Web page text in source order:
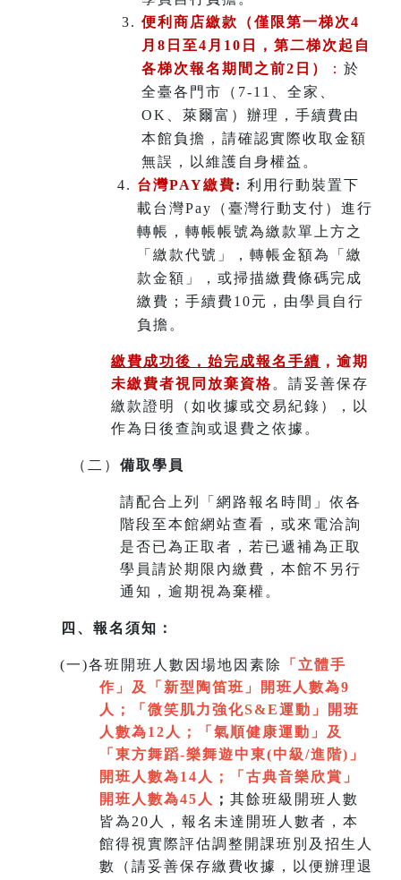
便利商店繳款（僅限第一梯次4
月8日至4月10日，第二梯次起自
各梯次報名期間之前2日）
： 於
全臺各門市（7-11、全家、
OK、萊爾富）辦理 ， 手續費由
本館負擔，請確認實際收取金額
無誤，以維護自身權益。
台灣PAY繳費: 利用行動裝置下
載台灣Pay（臺灣行動支付）進行
轉帳，轉帳帳號為繳款單上方之
「繳款代號」，轉帳金額為「繳
款金額」，或掃描繳費條碼完成
繳費；手續費10元，由學員自行
負擔。
繳費成功後，始完成報名手續 ，逾期
未繳費者視同放棄資格。請妥善保存
繳款證明（如收據或交易紀錄），以
作為日後查詢或退費之依據。
（二） 備取學員
請配合上列「網路報名時間」依各
階段至本館網站查看，或來電洽詢
是否已為正取者，若已遞補為正取
學員請於期限內繳費，本館不另行
通知，逾期視為棄權。
四、報名須知：
(一)各班開班人數因場地因素除
「立體手
作」及「新型陶笛班」開班人數為9
人
；
「微笑肌力強化S&E運動」開班
人數為12人；「氣順健康運動」及
「 東方舞蹈-樂舞遊中東(中級/進階)」
開班人數為14人
； 「 古典音樂欣賞 」
開班人數為45人
； 其餘班級開班人數
皆為20人，報名未達開班人數者，本
館得視實際評估調整開課班別及招生人
數（請妥善保存繳費收據，以便辦理退